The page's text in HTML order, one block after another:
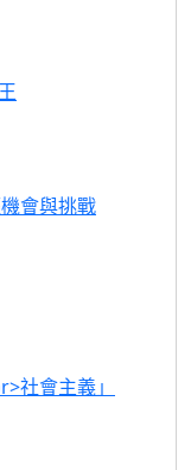
會與挑戰
社會主義」